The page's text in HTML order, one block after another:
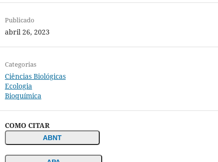
Publicado
abril 26, 2023
Categorias
Ciências Biológicas
Ecologia
Bioquímica
COMO CITAR
ABNT